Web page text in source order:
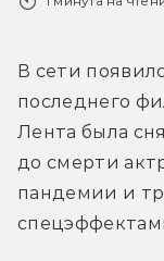
В сети
последнего
Лента была
до смерти
пандемии и